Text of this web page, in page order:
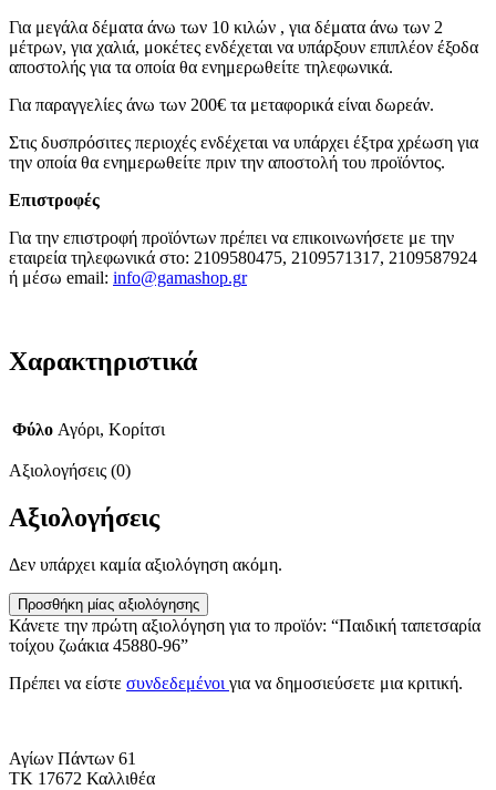
Για μεγάλα δέματα άνω των 10 κιλών , για δέματα άνω των 2
μέτρων, για χαλιά, μοκέτες ενδέχεται να υπάρξουν επιπλέον έξοδα
αποστολής για τα οποία θα ενημερωθείτε τηλεφωνικά.
Για παραγγελίες άνω των 200€ τα μεταφορικά είναι δωρεάν.
Στις δυσπρόσιτες περιοχές ενδέχεται να υπάρχει έξτρα χρέωση για
την οποία θα ενημερωθείτε πριν την αποστολή του προϊόντος.
Επιστροφές
Για την επιστροφή προϊόντων πρέπει να επικοινωνήσετε με την
εταιρεία τηλεφωνικά στο: 2109580475, 2109571317, 2109587924
ή μέσω email: info@gamashop.gr
Χαρακτηριστικά
Φύλο Αγόρι, Κορίτσι
Αξιολογήσεις (0)
Αξιολογήσεις
Δεν υπάρχει καμία αξιολόγηση ακόμη.
Προσθήκη μίας αξιολόγησης
Κάνετε την πρώτη αξιολόγηση για το προϊόν: “Παιδική ταπετσαρία
τοίχου ζωάκια 45880-96”
Πρέπει να είστε συνδεδεμένοι για να δημοσιεύσετε μια κριτική.
Αγίων Πάντων 61
ΤΚ 17672 Καλλιθέα